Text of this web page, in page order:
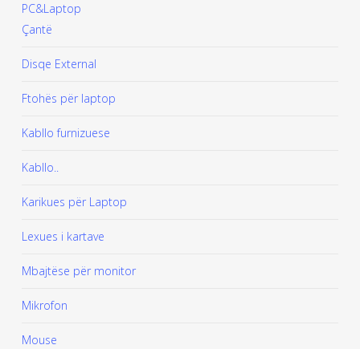
PC&Laptop
Çantë
Disqe External
Ftohës për laptop
Kabllo furnizuese
Kabllo..
Karikues për Laptop
Lexues i kartave
Mbajtëse për monitor
Mikrofon
Mouse